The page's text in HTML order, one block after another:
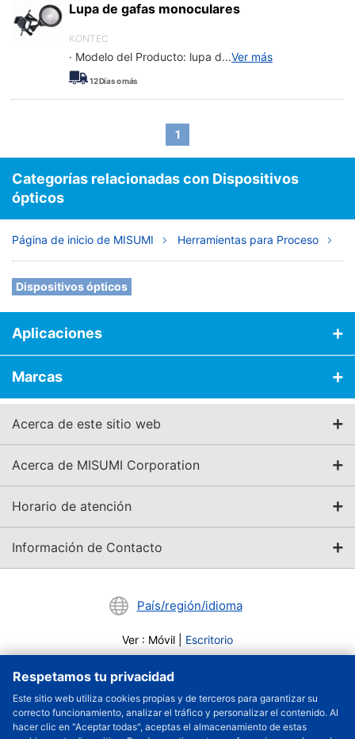
Respetamos tu privacidad
Este sitio web utiliza cookies propias y de terceros para garantizar su
correcto funcionamiento, analizar el tráfico y personalizar el contenido. Al
hacer clic en "Aceptar todas", aceptas el almacenamiento de estas
Lupa de gafas monoculares
KONTEC
· Modelo del Producto: lupa d...Ver más
12Días o más
1
Categorías relacionadas con Dispositivos
ópticos
Página de inicio de MISUMI Herramientas para Proceso
Dispositivos ópticos
Aplicaciones
Marcas
Acerca de este sitio web
Acerca de MISUMI Corporation
Horario de atención
Información de Contacto
País/región/idioma
Ver : Móvil Escritorio
Página de inicio de MISUMI
Lista de marcas
KONTEC